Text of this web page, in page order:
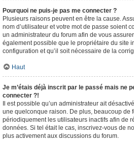
Pourquoi ne puis-je pas me connecter ?
Plusieurs raisons peuvent en être la cause.
nom d’utilisateur et votre mot de passe soient
un administrateur du forum afin de vous
également possible que le propriétaire du site
configuration et qu’il soit nécessaire de la
Haut
Je m’étais déjà inscrit par le passé mais ne
connecter ?!
Il est possible qu’un administrateur ait
une quelconque raison. De plus, beaucoup de
périodiquement les utilisateurs inactifs afin de
données. Si tel était le cas, inscrivez-vous de
plus activement aux discussions du forum.